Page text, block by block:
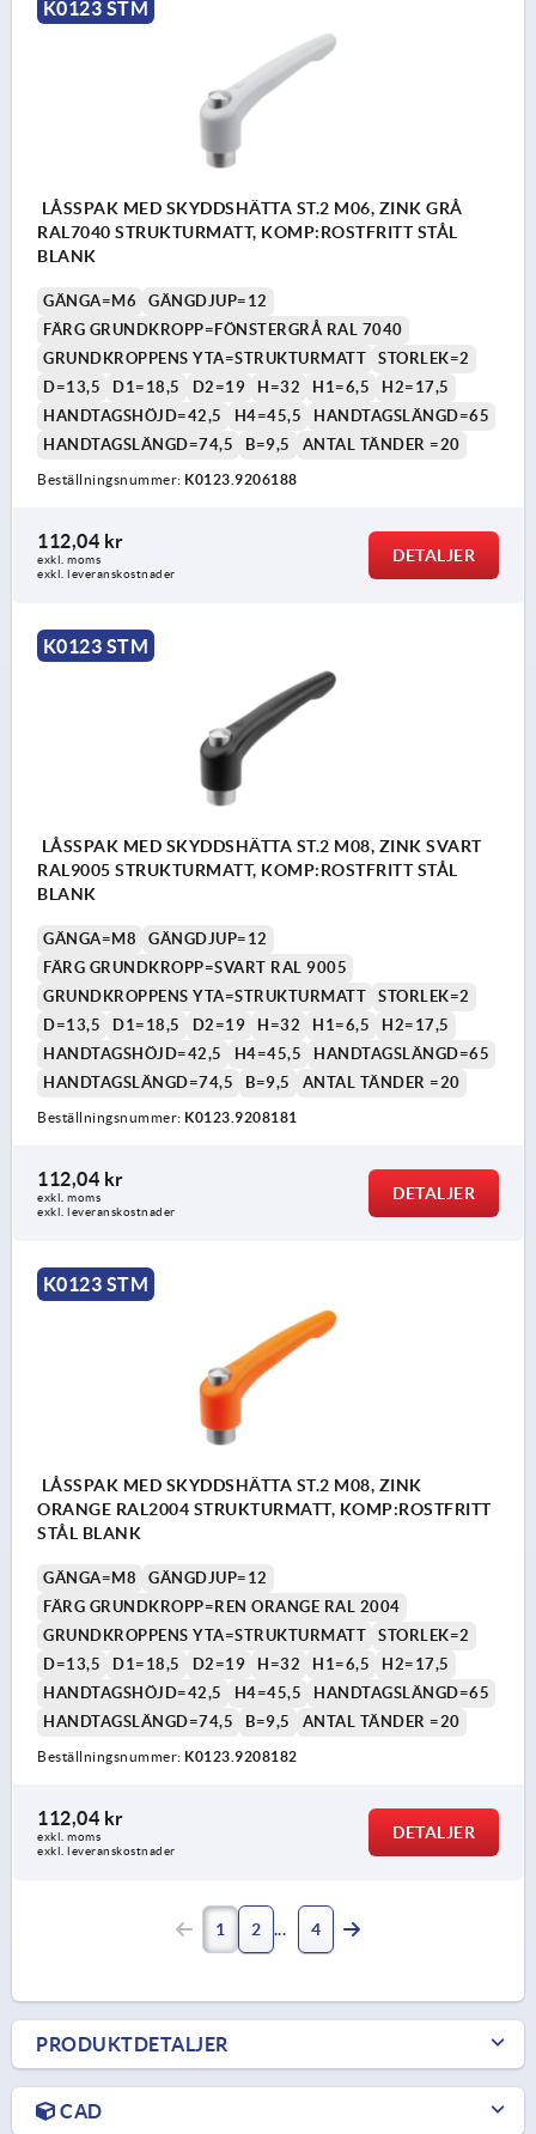
K0123 STM
LÅSSPAK MED SKYDDSHÄTTA ST.2 M06, ZINK GRÅ
RAL7040 STRUKTURMATT, KOMP:ROSTFRITT STÅL
BLANK
GÄNGA=M6
GÄNGDJUP=12
FÄRG GRUNDKROPP=FÖNSTERGRÅ RAL 7040
GRUNDKROPPENS YTA=STRUKTURMATT
STORLEK=2
D=13,5
D1=18,5 D2=19 H=32 H1=6,5
H2=17,5
HANDTAGSHÖJD=42,5
H4=45,5
HANDTAGSLÄNGD=65
HANDTAGSLÄNGD=74,5
B=9,5 ANTAL TÄNDER =20
Beställningsnummer: K0123.9206188
112,04 kr
exkl. moms
exkl. leveranskostnader
DETALJER
K0123 STM
LÅSSPAK MED SKYDDSHÄTTA ST.2 M08, ZINK SVART
RAL9005 STRUKTURMATT, KOMP:ROSTFRITT STÅL
BLANK
GÄNGA=M8
GÄNGDJUP=12
FÄRG GRUNDKROPP=SVART RAL 9005
GRUNDKROPPENS YTA=STRUKTURMATT
STORLEK=2
D=13,5
D1=18,5 D2=19 H=32 H1=6,5
H2=17,5
HANDTAGSHÖJD=42,5
H4=45,5
HANDTAGSLÄNGD=65
HANDTAGSLÄNGD=74,5
B=9,5 ANTAL TÄNDER =20
Beställningsnummer: K0123.9208181
112,04 kr
exkl. moms
exkl. leveranskostnader
DETALJER
K0123 STM
LÅSSPAK MED SKYDDSHÄTTA ST.2 M08, ZINK
ORANGE RAL2004 STRUKTURMATT, KOMP:ROSTFRITT
STÅL BLANK
GÄNGA=M8
GÄNGDJUP=12
FÄRG GRUNDKROPP=REN ORANGE RAL 2004
GRUNDKROPPENS YTA=STRUKTURMATT
STORLEK=2
D=13,5
D1=18,5 D2=19 H=32 H1=6,5
H2=17,5
HANDTAGSHÖJD=42,5
H4=45,5
HANDTAGSLÄNGD=65
HANDTAGSLÄNGD=74,5
B=9,5 ANTAL TÄNDER =20
Beställningsnummer: K0123.9208182
112,04 kr
exkl. moms
exkl. leveranskostnader
DETALJER
1 2 4
PRODUKTDETALJER
CAD